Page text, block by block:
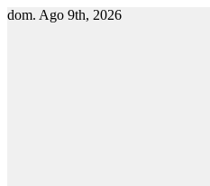
dom. Ago 9th, 2026